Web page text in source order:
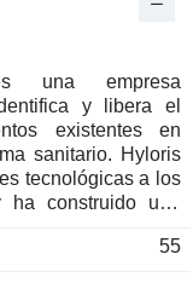
una empresa
y libera el
existentes en
sanitario. Hyloris
tecnológicas a los
ha construido una
sobre las
55